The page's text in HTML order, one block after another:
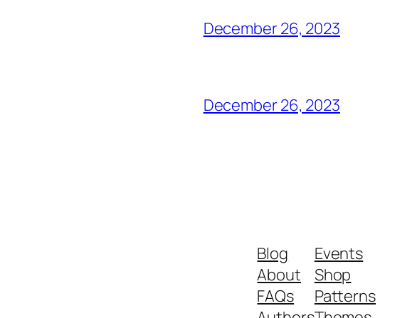
December 26, 2023
December 26, 2023
Blog
About
FAQs
Events
Shop
Patterns